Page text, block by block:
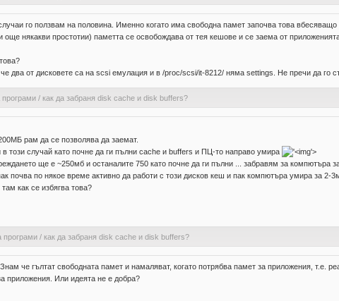
го ползвам на половина. Именно когато има свободна памет започва това
някакви простотии) паметта се освобождава от тея кешове и се заема от
два от дисковете са на scsi емулация и в /proc/scsi/it-8212/ няма settings. Не пречи да го
програми / как да забраня disk cache и disk buffers?
рам да се позволява да заемат.
случай като почне да ги пълни cache и buffers и ПЦ-то направо умира
'>
ще е ~250мб и останалите 750 като почне да ги пълни ... забравям за компютъра
почва по някое време активно да работи с този дисков кеш и пак компютъра умира за 2-
как се избягва това?
програми / как да забраня disk cache и disk buffers?
че гълтат свободната памет и намаляват, когато потрябва памет за приложения, т.е.
приложения. Или идеята не е добра?